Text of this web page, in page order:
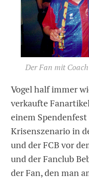
Der Fan mit
Vogel half immer
verkaufte
einem
Krisenszenario in
und der FCB vor
und der Fanclub
der Fan, den man